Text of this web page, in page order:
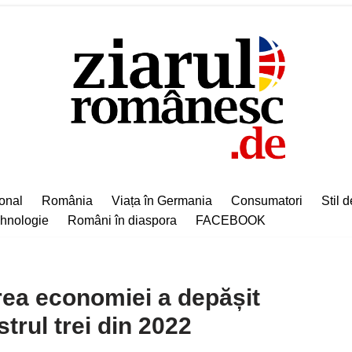
România Viața în Germania Consumatori
Stil
Români în diaspora FACEBOOK
economiei a depășit
trei din 2022